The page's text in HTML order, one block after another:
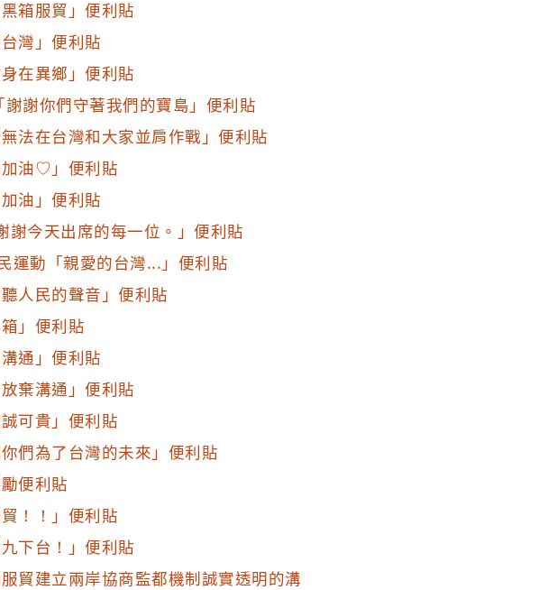
黑箱服貿」便利貼
台灣」便利貼
身在異鄉」便利貼
謝謝你們守著我們的寶島」便利貼
無法在台灣和大家並肩作戰」便利貼
加油♡」便利貼
加油」便利貼
謝今天出席的每一位。」便利貼
運動「親愛的台灣...」便利貼
聽人民的聲音」便利貼
箱」便利貼
溝通」便利貼
放棄溝通」便利貼
誠可貴」便利貼
你們為了台灣的未來」便利貼
便利貼
貿！！」便利貼
九下台！」便利貼
服貿建立兩岸協商監都機制誠實透明的溝